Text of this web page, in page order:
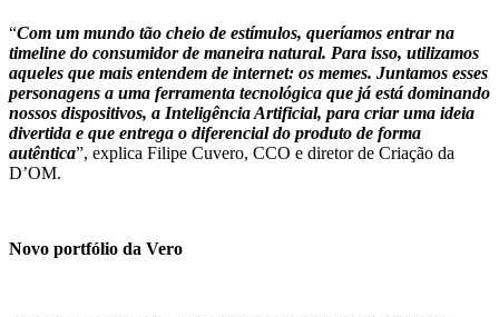
“Com um mundo tão cheio de estímulos, queríamos entrar na
timeline do consumidor de maneira natural. Para isso, utilizamos
aqueles que mais entendem de internet: os memes. Juntamos esses
personagens a uma ferramenta tecnológica que já está dominando
nossos dispositivos, a Inteligência Artificial, para criar uma ideia
divertida e que entrega o diferencial do produto de forma
autêntica”, explica Filipe Cuvero, CCO e diretor de Criação da
D’OM.
Novo portfólio da Vero